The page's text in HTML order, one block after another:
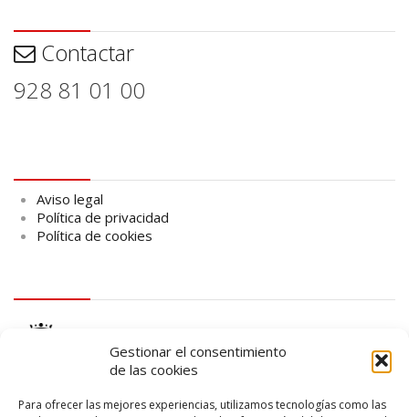
Gestionar el consentimiento
de las cookies
Para ofrecer las mejores experiencias, utilizamos tecnologías como las
Contactar
928 81 01 00
Aviso legal
Política de privacidad
Política de cookies